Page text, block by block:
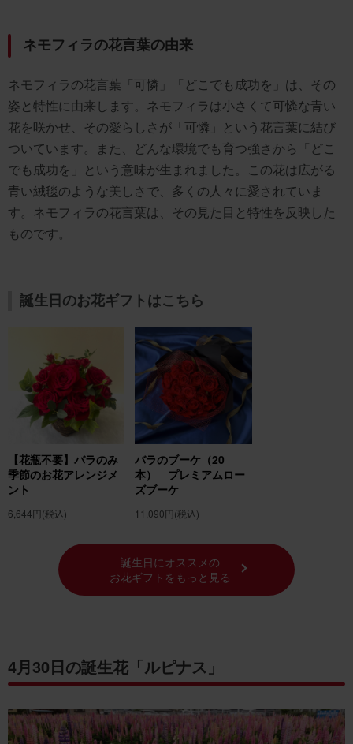
ネモフィラの花言葉の由来
ネモフィラの花言葉「可憐」「どこでも成功を」は、その
姿と特性に由来します。ネモフィラは小さくて可憐な青い
花を咲かせ、その愛らしさが「可憐」という花言葉に結び
ついています。また、どんな環境でも育つ強さから「どこ
でも成功を」という意味が生まれました。この花は広がる
青い絨毯のような美しさで、多くの人々に愛されていま
す。ネモフィラの花言葉は、その見た目と特性を反映した
ものです。
誕生日のお花ギフトはこちら
【花瓶不要】バラのみ
季節のお花アレンジメ
ント
6,644円(税込)
バラのブーケ（20
本） プレミアムロー
ズブーケ
11,090円(税込)
誕生日にオススメの
お花ギフトをもっと見る
4月30日の誕生花「ルピナス」